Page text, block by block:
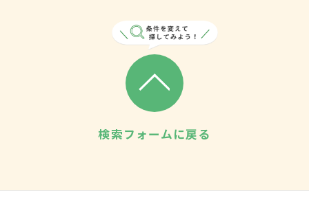
検索フォームに戻る